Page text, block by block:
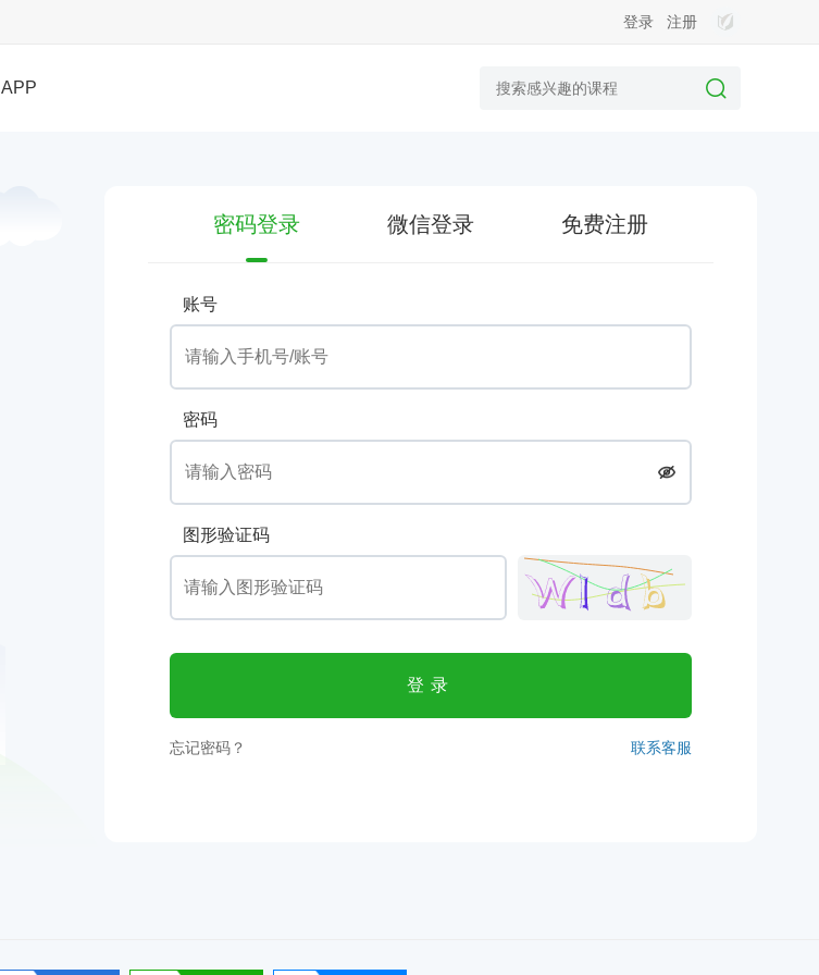
登录 注册
APP
密码登录 微信登录 免费注册
账号
密码
图形验证码
登录
忘记密码？ 联系客服